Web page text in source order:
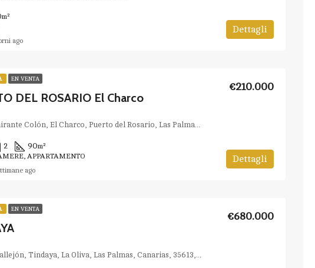
m²
Dettagli
ago
EN VENTA
DEL ROSARIO El Charco
€210.000
Calle Almirante Colón, El Charco, Puerto del Rosario, Las Palmas, Canarias, España
2 90m²
APPARTAMENTO
Dettagli
ago
EN VENTA
€680.000